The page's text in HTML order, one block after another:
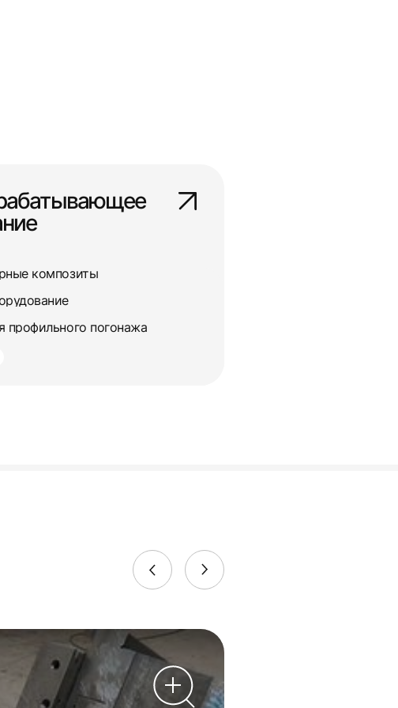
композиты
профильного погонажа